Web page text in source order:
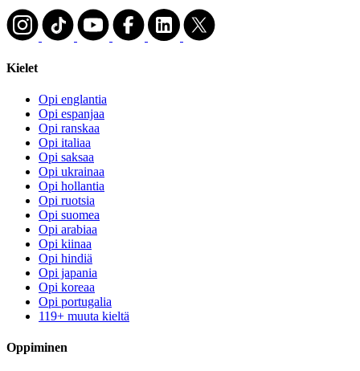
Kielet
Opi englantia
Opi espanjaa
Opi ranskaa
Opi italiaa
Opi saksaa
Opi ukrainaa
Opi hollantia
Opi ruotsia
Opi suomea
Opi arabiaa
Opi kiinaa
Opi hindiä
Opi japania
Opi koreaa
Opi portugalia
119+ muuta kieltä
Oppiminen